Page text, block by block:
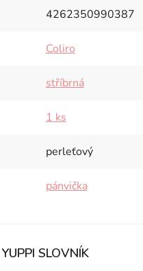
4262350990387
Coliro
stříbrná
1 ks
perleťový
pánvička
YUPPI SLOVNÍK